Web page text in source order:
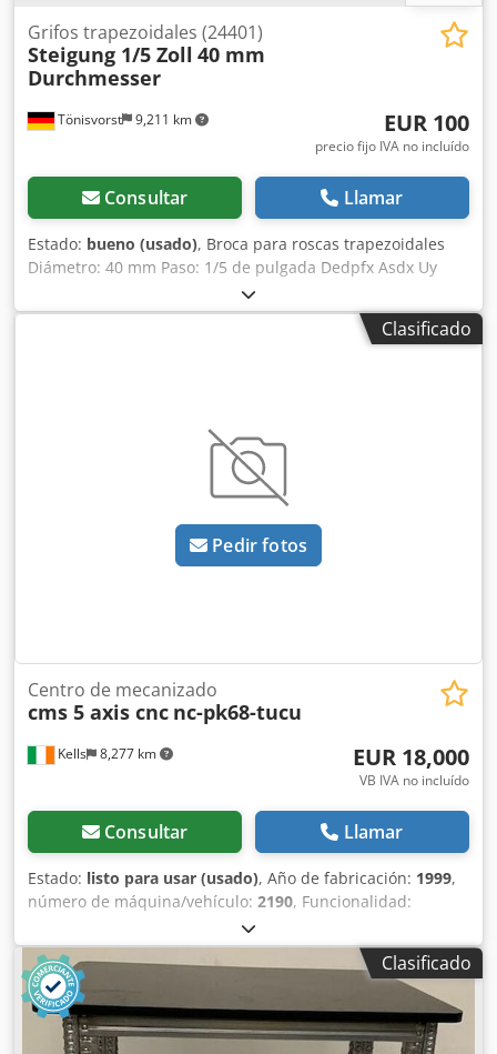
Tönisvorst 9,211 km
Grifos trapezoidales (24401)
Steigung 1/5 Zoll 40 mm
Durchmesser
EUR 100
precio fijo IVA no incluído
Consultar Llamar
Estado: bueno (usado), Broca para roscas trapezoidales
Diámetro: 40 mm Paso: 1/5 de pulgada Dedpfx Asdx Uy
Clasificado
Pedir fotos
Kells 8,277 km
Centro de mecanizado
cms 5 axis cnc nc-pk68-tucu
EUR 18,000
VB IVA no incluído
Consultar Llamar
Estado: listo para usar (usado), Año de fabricación: 1999,
número de máquina/vehículo: 2190, Funcionalidad:
, horas de funcionamiento:
Centro de mecanizado CNC de 5 ejes, utilizado para
múltiples aplicaciones, con una nueva pantalla táctil y
adaptado a un nuevo husillo refrigerado por aire,
cambiador de herramientas y sistema Renishaw (opcional).
Dksdpfx Aezhaqcskwjr
Clasificado